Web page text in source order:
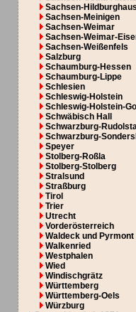
Sachsen-
Sachsen-Meinigen
Sachsen-Weimar
Sachsen-Weimar-
Sachsen-Weißenfels
Salzburg
Schaumburg-Hessen
Schaumburg-Lippe
Schlesien
Schleswig-Holstein
Schleswig-Holstein-
Schwäbisch Hall
Schwarzburg-
Schwarzburg-
Speyer
Stolberg-Roßla
Stolberg-Stolberg
Stralsund
Straßburg
Tirol
Trier
Utrecht
Vorderösterreich
Waldeck und Pyrmont
Walkenried
Westphalen
Wied
Windischgrätz
Württemberg
Württemberg-Oels
Würzburg